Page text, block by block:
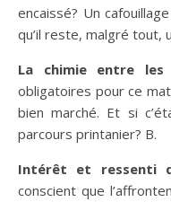
encaissé? Un
qu’il reste, malgré tout,
La chimie entre
obligatoires pour ce
bien marché. Et si
parcours printanier? B.
Intérêt et ressenti
conscient que